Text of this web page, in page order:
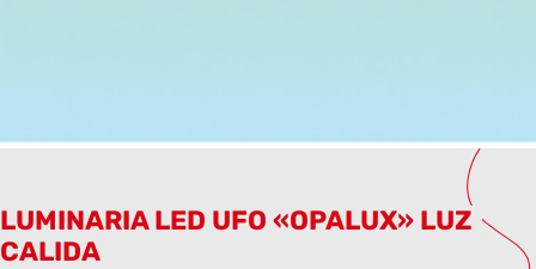
LUMINARIA LED UFO «OPALUX» LUZ
CALIDA